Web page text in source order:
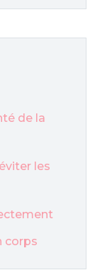
de la
les
corps